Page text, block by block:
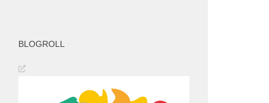
BLOGROLL